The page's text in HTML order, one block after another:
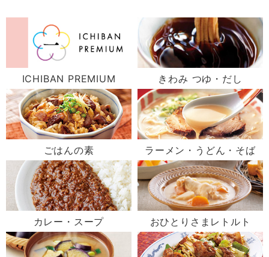
ICHIBAN PREMIUM きわみ つゆ・だし
ごはんの素 ラーメン・うどん・そば
カレー・スープ おひとりさまレトルト